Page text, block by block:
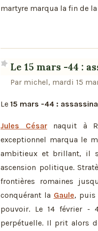
martyre marqua la fin de
Le 15 mars -44 :
Par michel, mardi 15
Le 15 mars -44 :
Jules Césarnaquit à
exceptionnel marqua le
ambitieux et brillant, il
ascension politique.
frontières romaines
conquérant la Gaule, puis
pouvoir. Le 14 février
perpétuelle. Il prit alors